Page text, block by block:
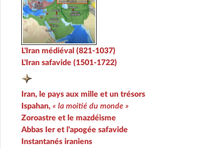
L'Iran médiéval (821-1037)
L'Iran safavide (1501-1722)
Iran, le pays aux mille et un trésors
Ispahan, « la moitié du monde »
Zoroastre et le mazdéisme
Abbas Ier et l'apogée safavide
Instantanés iraniens